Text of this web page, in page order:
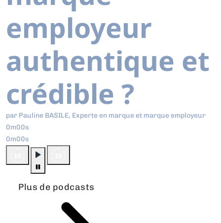
employeur
authentique et
crédible ?
par Pauline BASILE, Experte en marque et marque employeur
0m00s
0m00s
Plus de podcasts